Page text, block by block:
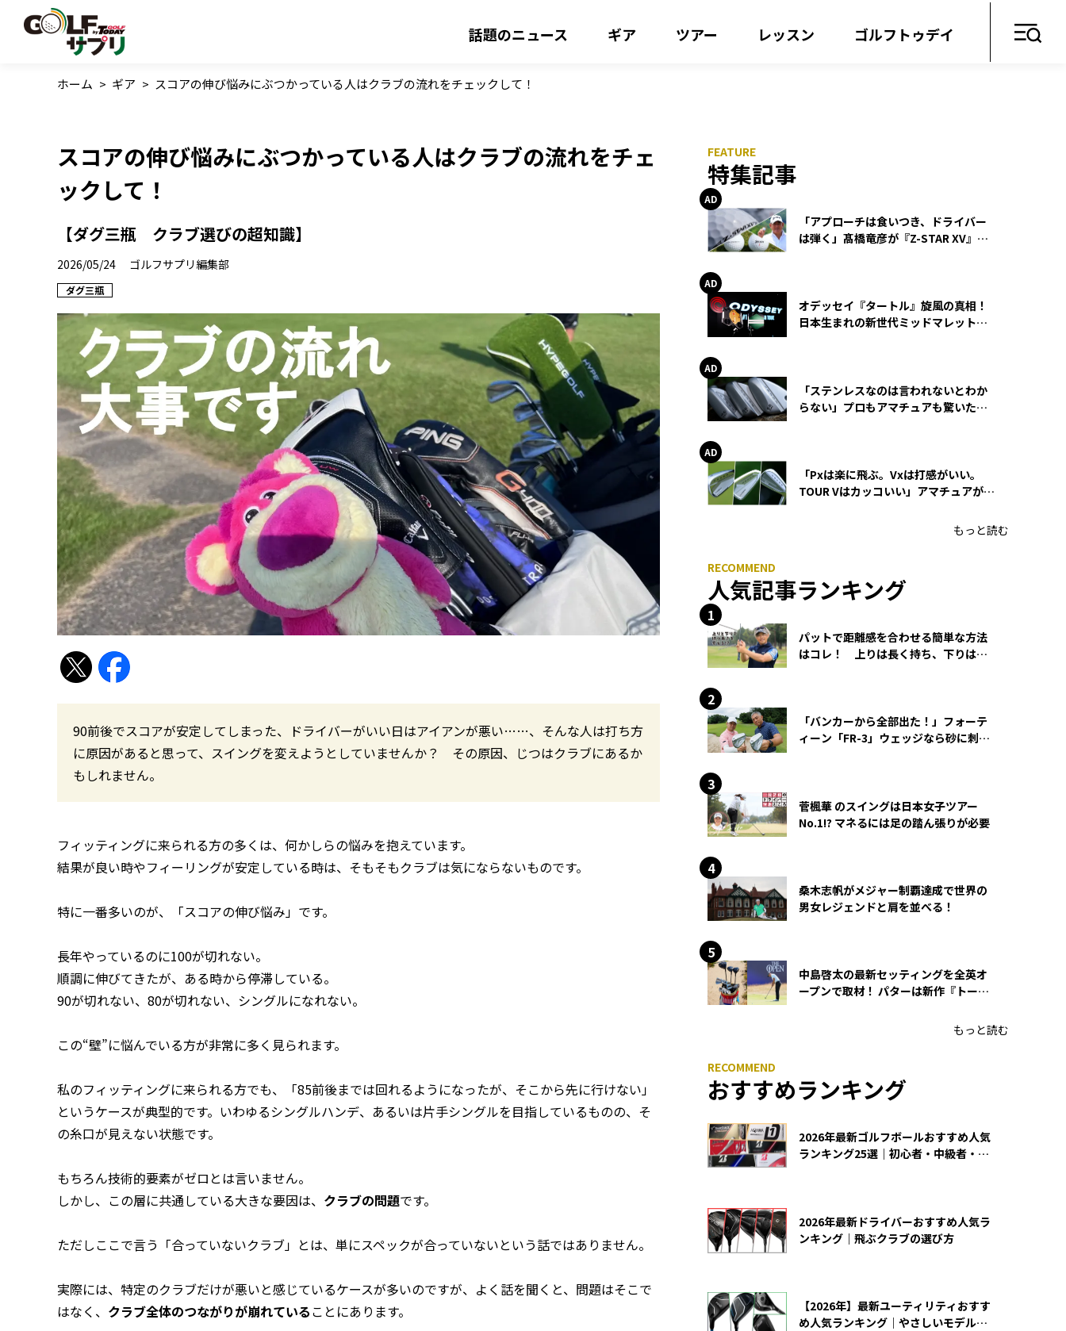
話題のニュース ギア ツアー レッスン ゴルフトゥデイ
ホーム > ギア > スコアの伸び悩みにぶつかっている人はクラブの流れをチェックして！
スコアの伸び悩みにぶつかっている人はクラブの流れをチェ
ックして！
【ダグ三瓶 クラブ選びの超知識】
2026/05/24 ゴルフサプリ編集部
ダグ三瓶
90前後でスコアが安定してしまった、ドライバーがいい日はアイアンが悪い……、そんな人は打ち方
に原因があると思って、スイングを変えようとしていませんか？ その原因、じつはクラブにあるか
もしれません。
フィッティングに来られる方の多くは、何かしらの悩みを抱えています。
結果が良い時やフィーリングが安定している時は、そもそもクラブは気にならないものです。
特に一番多いのが、「スコアの伸び悩み」です。
長年やっているのに100が切れない。
順調に伸びてきたが、ある時から停滞している。
90が切れない、80が切れない、シングルになれない。
この“壁”に悩んでいる方が非常に多く見られます。
私のフィッティングに来られる方でも、「85前後までは回れるようになったが、そこから先に行けない」
というケースが典型的です。いわゆるシングルハンデ、あるいは片手シングルを目指しているものの、そ
の糸口が見えない状態です。
もちろん技術的要素がゼロとは言いません。
しかし、この層に共通している大きな要因は、 クラブの問題です。
ただしここで言う「合っていないクラブ」とは、単にスペックが合っていないという話ではありません。
実際には、特定のクラブだけが悪いと感じているケースが多いのですが、よく話を聞くと、問題はそこで
はなく、 クラブ全体のつながりが崩れていることにあります。
特集記事
「アプローチは食いつき、ドライバー
は弾く」髙橋竜彦が『Z-STAR XV』を
オデッセイ『タートル』旋風の真相！
日本生まれの新世代ミッドマレットが
「ステンレスなのは言われないとわか
らない」プロもアマチュアも驚いた
「Pxは楽に飛ぶ。Vxは打感がいい。
TOUR Vはカッコいい」アマチュアが選
もっと読む
人気記事ランキング
パットで距離感を合わせる簡単な方法
はコレ！ 上りは長く持ち、下りは短
「バンカーから全部出た！」フォーテ
ィーン「FR-3」ウェッジなら砂に刺さ
菅楓華 のスイングは日本女子ツアー
No.1!? マネるには足の踏ん張りが必要
桑木志帆がメジャー制覇達成で世界の
男女レジェンドと肩を並べる！
中島啓太の最新セッティングを全英オ
ープンで取材！ パターは新作『トーチ
もっと読む
おすすめランキング
2026年最新ゴルフボールおすすめ人気
ランキング25選｜初心者・中級者・上
2026年最新ドライバーおすすめ人気ラ
ンキング｜飛ぶクラブの選び方
【2026年】最新ユーティリティおすす
め人気ランキング｜やさしいモデルの